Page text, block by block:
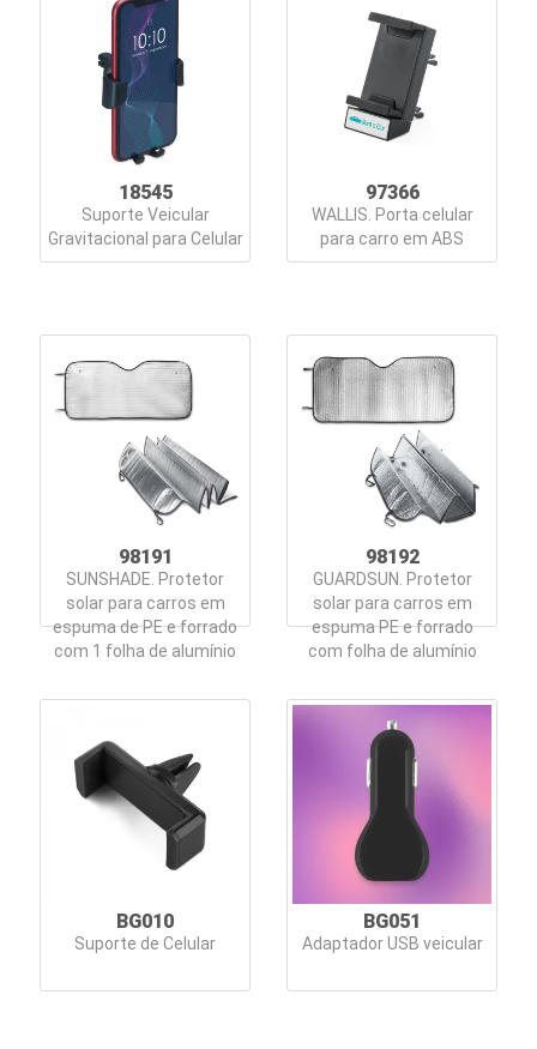
Lazer
Estojos
Ferramentas
Fones
de
Guarda-
Chuva
Informática
Telefonia
e
Escolar
vindas
Kit
Churrasco
Queijo
Kits
18545
Suporte Veicular
Gravitacional para Celular
97366
WALLIS. Porta celular
para carro em ABS
98191
SUNSHADE. Protetor
solar para carros em
espuma de PE e forrado
com 1 folha de alumínio
98192
GUARDSUN. Protetor
solar para carros em
espuma PE e forrado
com folha de alumínio
BG010
Suporte de Celular
BG051
Adaptador USB veicular